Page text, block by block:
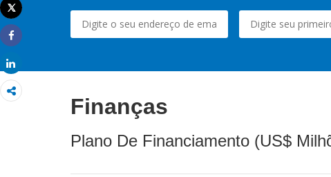
Imprimir
Tweet
Share
Finanças
Plano De Financiamento (US$